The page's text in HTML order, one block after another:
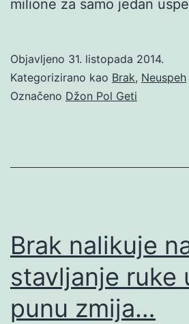
milione za samo jedan
Objavljeno 31. listopada 2014.
Kategorizirano kao Brak, Neuspeh
Označeno Džon Pol Geti
Brak nalikuje
stavljanje ruke
punu zmija…